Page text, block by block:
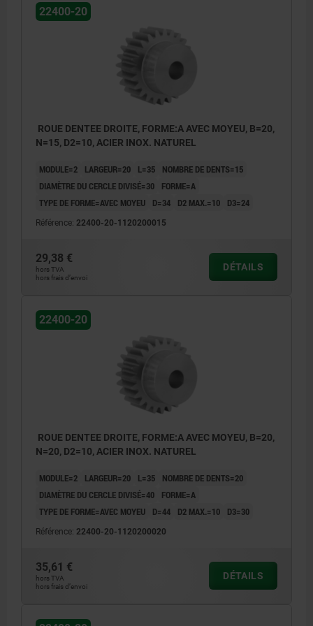
22400-20
ROUE DENTEE DROITE, FORME:A AVEC MOYEU, B=20,
N=15, D2=10, ACIER INOX. NATUREL
MODULE=2 LARGEUR=20 L=35
NOMBRE DE DENTS=15
DIAMÈTRE DU CERCLE DIVISÉ=30
FORME=A
TYPE DE FORME=AVEC MOYEU
D=34 D2 MAX.=10 D3=24
Référence: 22400-20-1120200015
29,38 €
hors TVA
hors frais d’envoi
DÉTAILS
22400-20
ROUE DENTEE DROITE, FORME:A AVEC MOYEU, B=20,
N=20, D2=10, ACIER INOX. NATUREL
MODULE=2 LARGEUR=20 L=35
NOMBRE DE DENTS=20
DIAMÈTRE DU CERCLE DIVISÉ=40
FORME=A
TYPE DE FORME=AVEC MOYEU
D=44 D2 MAX.=10 D3=30
Référence: 22400-20-1120200020
35,61 €
hors TVA
hors frais d’envoi
DÉTAILS